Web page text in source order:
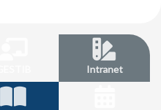
Intranet